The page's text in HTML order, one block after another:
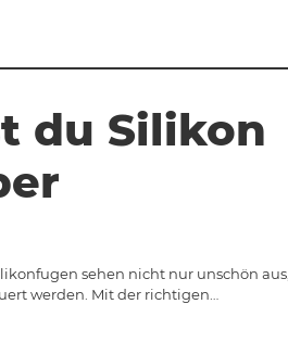
du Silikon
sehen nicht nur unschön aus,
werden. Mit der richtigen…